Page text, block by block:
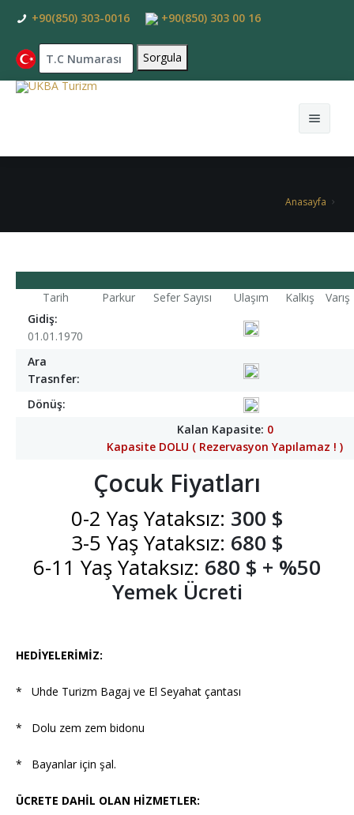
+90(850) 303-0016 +90(850) 303 00 16
Hac Nedir
Servisli Umre Programları
Lüks Umre Programları
Kültür Turları
RAMADA DAR ALFAEZİN HOTEL
Joury Otel
Servisli Otel
Galeri
Banka Hesaplarımız
Makale & Bilgilendirme
Anasayfa
Tarih Parkur Sefer Sayısı Ulaşım Kalkış
Varış
Gidiş:
01.01.1970
Ara
Trasnfer:
Dönüş:
Kalan Kapasite: 0
Kapasite DOLU ( Rezervasyon Yapılamaz ! )
Çocuk Fiyatları
0-2 Yaş Yataksız: 300 $
3-5 Yaş Yataksız: 680 $
6-11 Yaş Yataksız: 680 $ + %50
Yemek Ücreti
HEDİYELERİMİZ:
* Uhde Turizm Bagaj ve El Seyahat çantası
* Dolu zem zem bidonu
* Bayanlar için şal.
ÜCRETE DAHİL OLAN HİZMETLER: